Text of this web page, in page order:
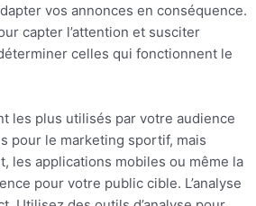
vos annonces en conséquence.
capter l’attention et susciter
celles qui fonctionnent le
les plus utilisés par votre audience
pour le marketing sportif, mais
les applications mobiles ou même la
pour votre public cible. L’analyse